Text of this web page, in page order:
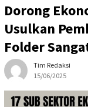
Dorong
Usulkan
Folder
Tim Redaksi
15/06/2025